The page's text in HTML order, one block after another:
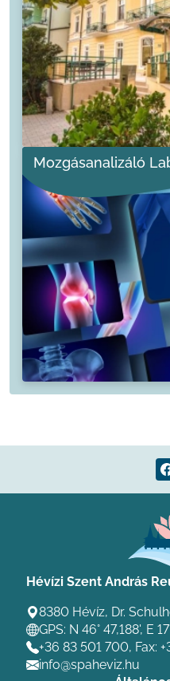
Mozgásanalizáló
Hévízi Szent András
8380 Hévíz, Dr.
GPS: N 46° 47,188', E
+36 83 501 700, Fax:
info@spaheviz.hu